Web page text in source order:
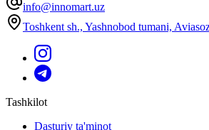
info@innomart.uz
Toshkent sh., Yashnobod tumani,
Tashkilot
Dasturiy ta'minot